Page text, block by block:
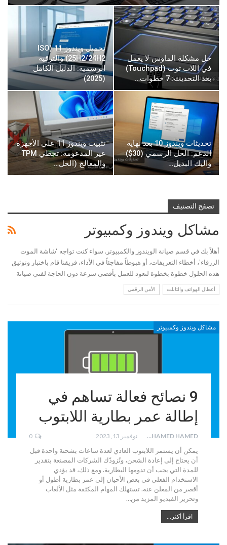
حل مشكلة الماوس لا يعمل
في اللاب توب (Touchpad)
بعد التحديث: 7 خطوات…
تحميل ويندوز 11 (ISO
25H2/24H2) والترقية
الرسمية: الدليل الكامل
(2025)
تحديثات ويندوز 10 بعد نهاية
الدعم: الحل الرسمي (30$)
واليك البديل…
تثبيت ويندوز 11 على الأجهزة
غير المدعومة: تخطي TPM
والمعالج (الحل…
تصفح التصنيف
مشاكل ويندوز وكمبيوتر
أهلاً بك في قسم صيانة الويندوز والكمبيوتر. سواء كنت تواجه ‘شاشة الموت
الزرقاء’، أخطاء التعريفات، أو هبوطاً مفاجئاً في الأداء، فريقنا قام باختبار وتوثيق
هذه الحلول خطوة بخطوة لتعود للعمل بأقصى سرعة دون الحاجة لفني صيانة
أعطال الهواتف والتابلت الأمن الرقمي
مشاكل ويندوز وكمبيوتر
9 نصائح فعالة تساهم في
إطالة عمر بطارية اللابتوب
MOHAMED HAMED نوفمبر 13, 2023 0
يمكن أن يستمر اللابتوب العادي لعدة ساعات بشحنة واحدة قبل
أن يحتاج إلى إعادة الشحن، وتُزودّك الشركات المصنعة بتقدير
للمدة التي يجب أن تدومها البطارية. ومع ذلك، قد يؤدي
الاستخدام الفعلي في بعض الأحيان إلى عمر بطارية أطول أو
أقصر من المعلن عنه. تستهلك المهام المكثفة مثل الألعاب
وتحرير الفيديو المزيد من…
اقرأ أكثر...